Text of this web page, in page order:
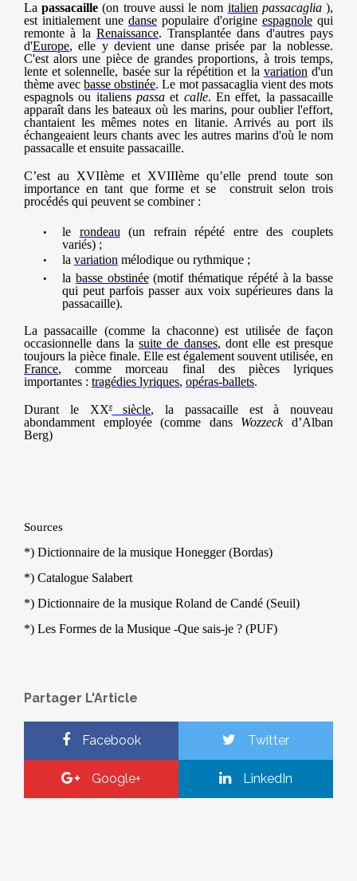
Lapassacaille (on trouve aussi le nom italien passacaglia),
est initialement une danse populaire d'origine espagnole qui
remonte à la Renaissance. Transplantée dans d'autres pays
d'Europe, elle y devient une danse prisée par la noblesse.
C'est alors une pièce de grandes proportions, à trois temps,
lente et solennelle, basée sur la répétition et la variation d'un
thème avecbasse obstinée. Le mot passacaglia vient des mots
espagnols ou italiens passa et calle. En effet, la passacaille
apparaît dans les bateaux où les marins, pour oublier l'effort,
chantaient les mêmes notes en litanie. Arrivés au port ils
échangeaient leurs chants avec les autres marins d'où le nom
passacalle et ensuite passacaille.
C’est au XVIIème et XVIIIème qu’elle prend toute son
importance en tant que forme et se ​​ construit selon trois
procédés qui peuvent se combiner :
le rondeau (un refrain répété entre des couplets
variés) ;
la variation mélodique ou rythmique ;
la basse obstinée(motif thématique répété à la basse
qui peut parfois passer aux voix supérieures dans la
passacaille).
La passacaille (comme la chaconne) est utilisée de façon
occasionnelle dans la suite de danses, dont elle est presque
toujours la pièce finale. Elle est également souvent utilisée, en
France, comme morceau final des pièces lyriques
importantes : tragédies lyriques, opéras-ballets.
Durant le XXesiècle, la passacaille est à nouveau
abondamment employée (comme dans Wozzeckd’Alban
Berg)
Sources
*) Dictionnaire de la musique Honegger (Bordas)
*) Catalogue Salabert
*) Dictionnaire de la musique Roland de Candé (Seuil)
*) Les Formes de la Musique -Que sais-je ? (PUF)
Partager L'Article
Facebook Twitter
Google+ LinkedIn